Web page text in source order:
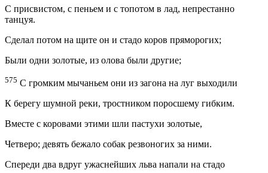
С присвистом, с пеньем и с топотом в лад, непрестанно
танцуя.
Сделал потом на щите он и стадо коров пряморогих;
Были одни золотые, из олова были другие;
575 С громким мычаньем они из загона на луг выходили
К берегу шумной реки, тростником поросшему гибким.
Вместе с коровами этими шли пастухи золотые,
Четверо; девять бежало собак резвоногих за ними.
Спереди два вдруг ужаснейших льва напали на стадо